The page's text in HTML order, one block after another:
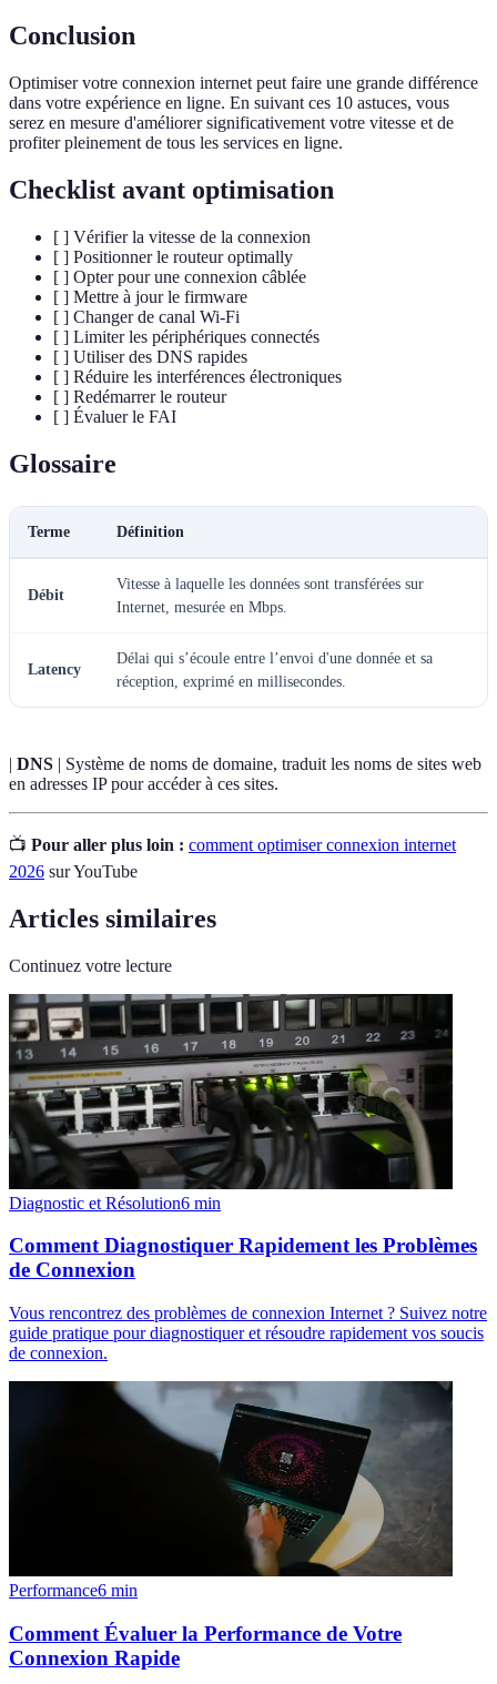
Conclusion
Optimiser votre connexion internet peut faire une grande différence
dans votre expérience en ligne. En suivant ces 10 astuces, vous
serez en mesure d'améliorer significativement votre vitesse et de
profiter pleinement de tous les services en ligne.
Checklist avant optimisation
[ ] Vérifier la vitesse de la connexion
[ ] Positionner le routeur optimally
[ ] Opter pour une connexion câblée
[ ] Mettre à jour le firmware
[ ] Changer de canal Wi-Fi
[ ] Limiter les périphériques connectés
[ ] Utiliser des DNS rapides
[ ] Réduire les interférences électroniques
[ ] Redémarrer le routeur
[ ] Évaluer le FAI
Glossaire
Terme Définition
Débit
Vitesse à laquelle les données sont transférées sur
Internet, mesurée en Mbps.
Latency
Délai qui s’écoule entre l’envoi d'une donnée et sa
réception, exprimé en millisecondes.
| DNS | Système de noms de domaine, traduit les noms de sites web
en adresses IP pour accéder à ces sites.
📺 Pour aller plus loin : comment optimiser connexion internet
2026 sur YouTube
Articles similaires
Continuez votre lecture
Diagnostic et Résolution6 min
Comment Diagnostiquer Rapidement les Problèmes
de Connexion
Vous rencontrez des problèmes de connexion Internet ? Suivez notre
guide pratique pour diagnostiquer et résoudre rapidement vos soucis
de connexion.
Performance6 min
Comment Évaluer la Performance de Votre
Connexion Rapide